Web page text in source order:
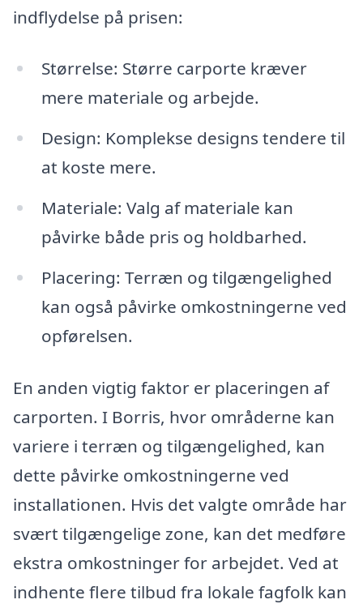
indflydelse på prisen:
Størrelse: Større carporte kræver
mere materiale og arbejde.
Design: Komplekse designs tendere til
at koste mere.
Materiale: Valg af materiale kan
påvirke både pris og holdbarhed.
Placering: Terræn og tilgængelighed
kan også påvirke omkostningerne ved
opførelsen.
En anden vigtig faktor er placeringen af
carporten. I Borris, hvor områderne kan
variere i terræn og tilgængelighed, kan
dette påvirke omkostningerne ved
installationen. Hvis det valgte område har
svært tilgængelige zone, kan det medføre
ekstra omkostninger for arbejdet. Ved at
indhente flere tilbud fra lokale fagfolk kan